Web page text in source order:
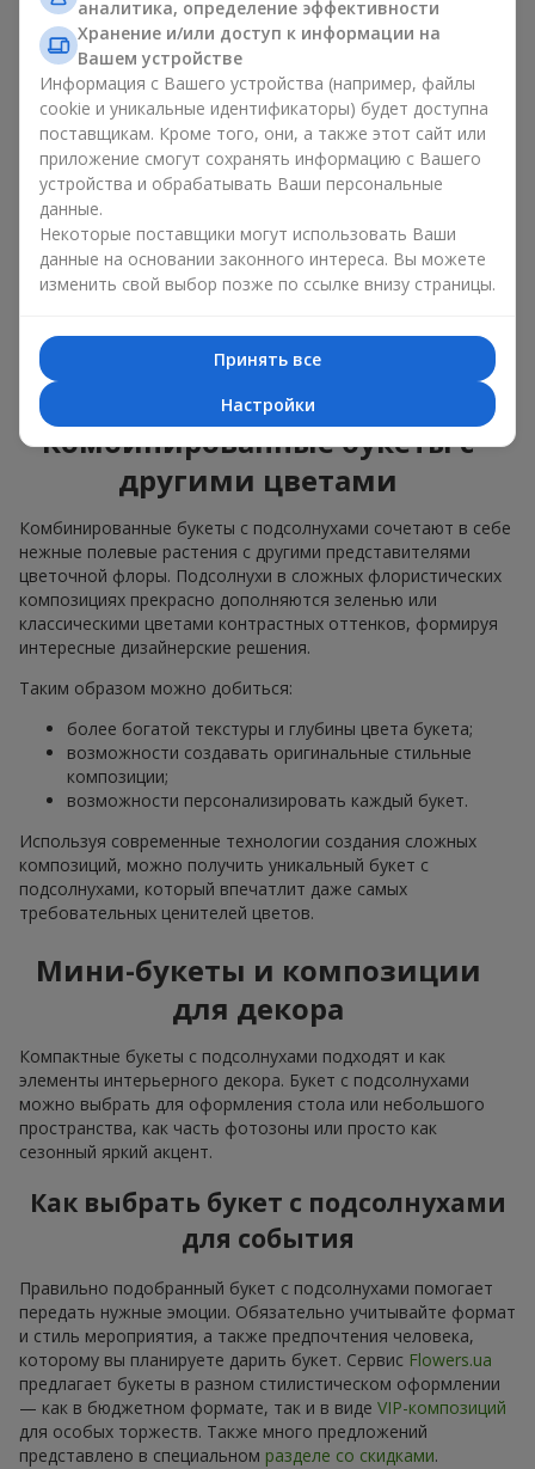
растениями;
изящные сочетания с классическими розами;
яркие букеты с побегами нежной зелени.
Единственный нюанс: подсолнухи — сезонные цветы,
доступные для продажи только в период цветения.
Классический букет с
Классический букет с подсолнухами подчёркивает
природную форму и цветовую гамму яркого цветка.
композиции. Это универсальные летние композиции,
которые подходят как для торжественных событий, так и
просто как приятный подарок на каждый день.
Комбинированные букеты с
другими цветами
Комбинированные букеты с подсолнухами сочетают в себе
нежные полевые растения с другими представителями
цветочной флоры. Подсолнухи в сложных флористических
композициях прекрасно дополняются зеленью или
классическими цветами контрастных оттенков, формируя
интересные дизайнерские решения.
Таким образом можно добиться:
более богатой текстуры и глубины цвета букета;
возможности создавать оригинальные стильные
композиции;
возможности персонализировать каждый букет.
Используя современные технологии создания сложных
композиций, можно получить уникальный букет с
подсолнухами, который впечатлит даже самых
требовательных ценителей цветов.
Мини-букеты и композиции
для декора
Компактные букеты с подсолнухами подходят и как
элементы интерьерного декора. Букет с подсолнухами
можно выбрать для оформления стола или небольшого
пространства, как часть фотозоны или просто как
сезонный яркий акцент.
Как выбрать букет с подсолнухами
для события
Правильно подобранный букет с подсолнухами помогает
передать нужные эмоции. Обязательно учитывайте формат
и стиль мероприятия, а также предпочтения человека,
которому вы планируете дарить букет. Сервис Flowers.ua
предлагает букеты в разном стилистическом оформлении
— как в бюджетном формате, так и в виде VIP-композиций
для особых торжеств. Также много предложений
представлено в специальном разделе со скидками.
аналитика, определение эффективности
Хранение и/или доступ к информации на
Вашем устройстве
Информация с Вашего устройства (например, файлы
cookie и уникальные идентификаторы) будет доступна
поставщикам. Кроме того, они, а также этот сайт или
приложение смогут сохранять информацию с Вашего
устройства и обрабатывать Ваши персональные
данные.
Некоторые поставщики могут использовать Ваши
данные на основании законного интереса. Вы можете
изменить свой выбор позже по ссылке внизу страницы.
Принять все
Настройки